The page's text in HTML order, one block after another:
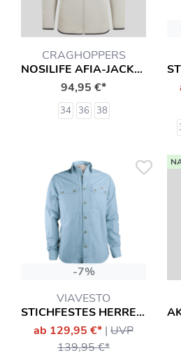
CRAGHOPPERS
NOSILIFE AFIA-JACKE MIT INSEKTENSCHUTZ HEMD
94,95 €*
34 36 38
-7%
VIAVESTO
STICHFESTES HERRENHEMD DIAS
ab 129,95 €* | UVP
139,95 €*